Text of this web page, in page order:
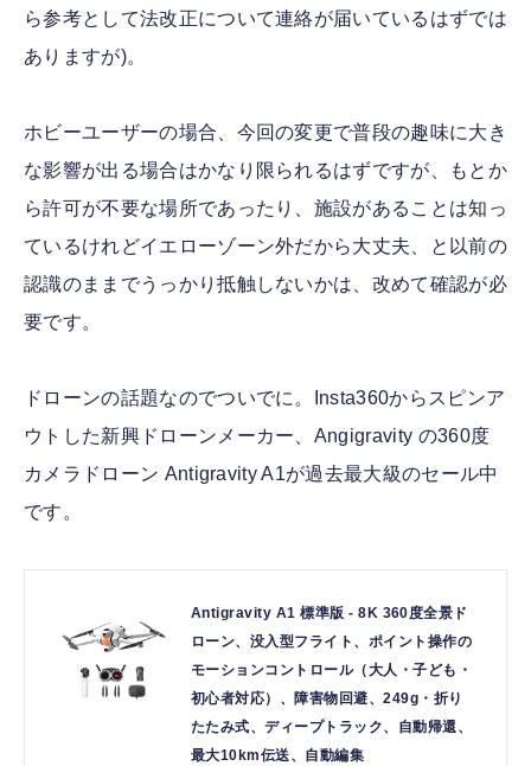
ら参考として法改正について連絡が届いているはずでは
ありますが)。
ホビーユーザーの場合、今回の変更で普段の趣味に大き
な影響が出る場合はかなり限られるはずですが、もとか
ら許可が不要な場所であったり、施設があることは知っ
ているけれどイエローゾーン外だから大丈夫、と以前の
認識のままでうっかり抵触しないかは、改めて確認が必
要です。
ドローンの話題なのでついでに。Insta360からスピンア
ウトした新興ドローンメーカー、Angigravity の360度
カメラドローン Antigravity A1が過去最大級のセール中
です。
Antigravity A1 標準版 - 8K 360度全景ド
ローン、没入型フライト、ポイント操作の
モーションコントロール（大人・子ども・
初心者対応）、障害物回避、249g・折り
たたみ式、ディープトラック、自動帰還、
最大10km伝送、自動編集